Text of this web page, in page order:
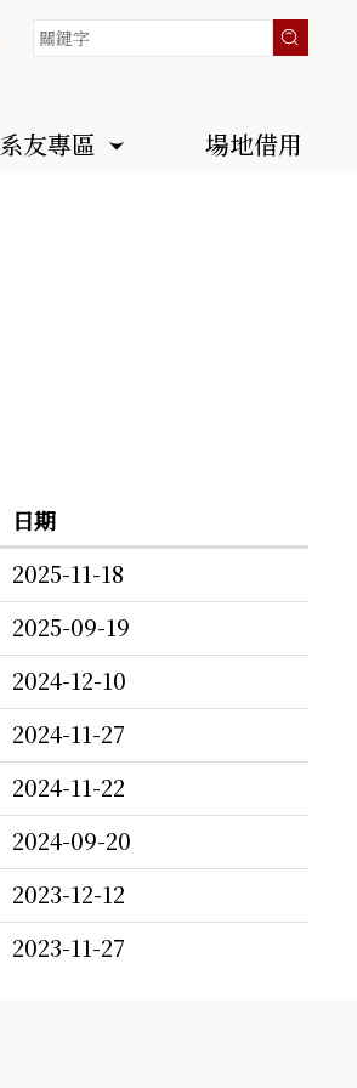
系友專區 場地借用
日期
2025-11-18
2025-09-19
2024-12-10
2024-11-27
2024-11-22
2024-09-20
2023-12-12
2023-11-27